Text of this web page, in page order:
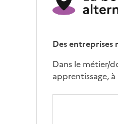
Des
Dans le métier/
apprentissage,